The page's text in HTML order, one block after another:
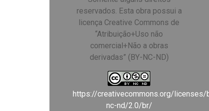
reservados. Esta obra possui a
licença Creative Commons de
“Atribuição+Uso não
comercial+Não a obras
derivadas” (BY-NC-ND)
https://creativecommons.org/licenses/
nc-nd/2.0/br/